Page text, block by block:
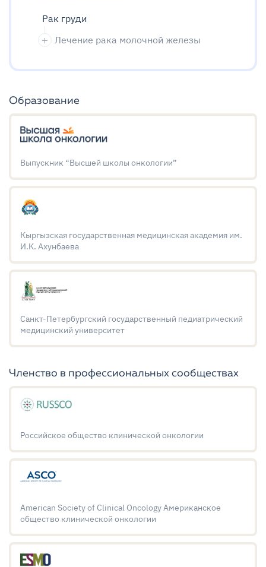
Рак груди
Лечение рака молочной железы
Образование
Выпускник “Высшей школы онкологии”
Кыргызская государственная медицинская академия им.
И.К. Ахунбаева
Санкт-Петербургский государственный педиатрический
медицинский университет
Членство в профессиональных сообществах
Российское общество клинической онкологии
American Society of Clinical Oncology Американское
общество клинической онкологии